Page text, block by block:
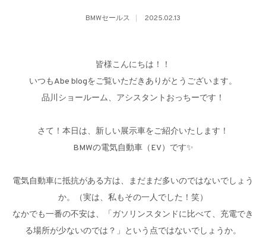
BMWセールス 2025.02.13
皆様こんにちは！！
いつもAbe blogをご覧いただきありがとうございます。
品川ショールーム、アシスタントおっちーです！
さて！本日は、新しい展示車をご紹介いたします！
BMWの電気自動車（EV）です✨
電気自動車に抵抗がある方は、まだまだ多いのではないでしょう
か。（実は、私もその一人でした！笑）
なかでも一番の不安は、「ガソリンスタンドに比べて、充電でき
る場所が少ないのでは？」という点ではないでしょうか。